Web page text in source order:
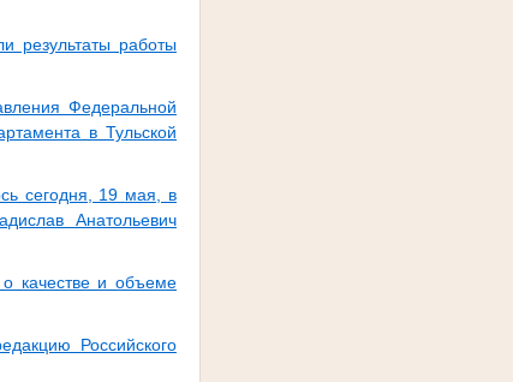
результаты работы
Федеральной
в Тульской
сегодня, 19 мая, в
Анатольевич
качестве и объеме
Российского